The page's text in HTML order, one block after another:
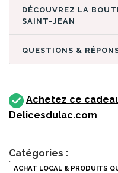
DÉCOUVREZ LA BOUTIQUE DÉLICES
SAINT-JEAN
QUESTIONS &
Achetez ce
Delicesdulac.com
Catégories :
ACHAT LOCAL & PRODUITS